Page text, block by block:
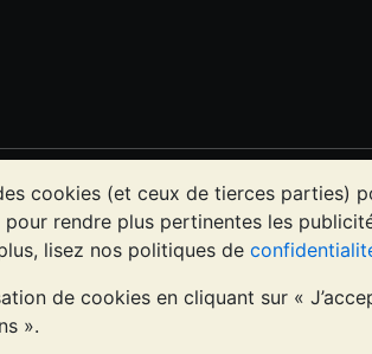
cookies (et ceux de tierces parties)
rendre plus pertinentes les
lisez nos politiques de
de cookies en cliquant sur «
».
des cours. Rien sur les sites Internet
l'avis d'un professionnel est
en Grande-Bretagne (numéro